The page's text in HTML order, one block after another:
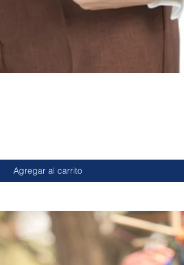
Agregar al carrito